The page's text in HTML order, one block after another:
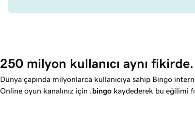
250 milyon kullanıcı aynı fikirde.
Dünya çapında milyonlarca kullanıcıya sahip Bingo
Online oyun kanalınız için .bingo kaydederek bu eğilimi